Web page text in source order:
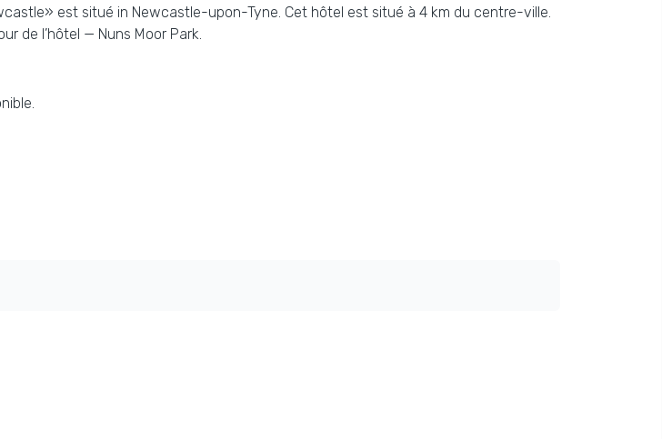
est situé in Newcastle-upon-Tyne. Cet hôtel est situé à 4 km du centre-ville.
de l’hôtel — Nuns Moor Park.